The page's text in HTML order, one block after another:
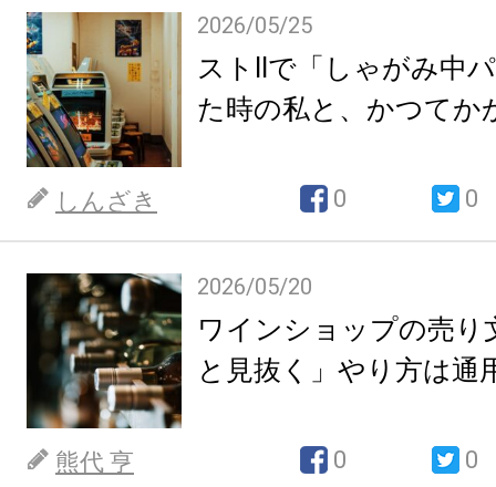
2026/05/25
ストIIで「しゃがみ中
た時の私と、かつてか
しんざき 0 0
2026/05/20
ワインショップの売り
と見抜く」やり方は通
熊代 亨 0 0